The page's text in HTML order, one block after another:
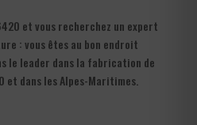
et vous recherchez un expert
: vous êtes au bon endroit
le leader dans la fabrication de
dans les Alpes-Maritimes.